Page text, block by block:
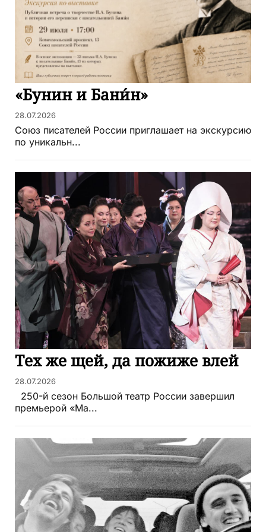
«Бунин и Бани́н»
28.07.2026
Союз писателей России приглашает на экскурсию
по уникальн...
Тех же щей, да пожиже влей
28.07.2026
250-й сезон Большой театр России завершил
премьерой «Ма...